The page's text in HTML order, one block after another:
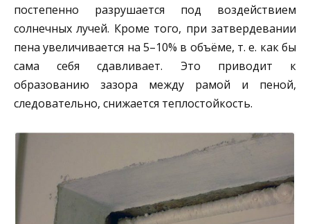
постепенно разрушается под воздействием
солнечных лучей. Кроме того, при затвердевании
пена увеличивается на 5–10% в объёме, т. е. как бы
сама себя сдавливает. Это приводит к
образованию зазора между рамой и пеной,
следовательно, снижается теплостойкость.